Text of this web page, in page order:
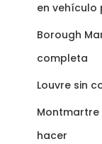
en vehículo
Borough
completa
Louvre sin
hacer